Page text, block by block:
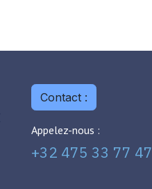
Contact :
Appelez-nous :
+32 475 33 77 47